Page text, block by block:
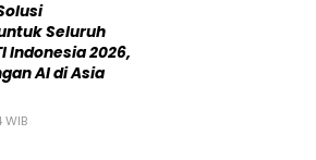
Seluruh
Indonesia 2026,
AI di Asia